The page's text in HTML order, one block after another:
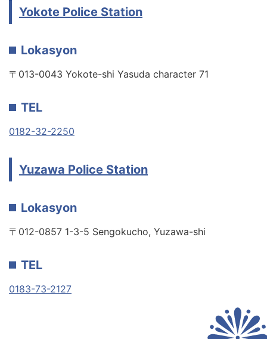
Yokote Police Station
Lokasyon
〒013-0043 Yokote-shi Yasuda character 71
TEL
0182-32-2250
Yuzawa Police Station
Lokasyon
〒012-0857 1-3-5 Sengokucho, Yuzawa-shi
TEL
0183-73-2127